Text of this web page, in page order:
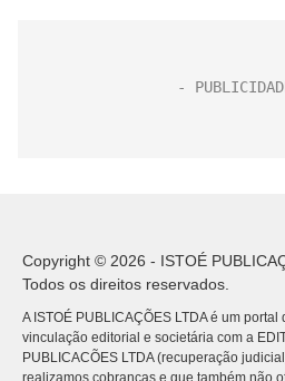
Copyright © 2026 - ISTOÉ
Todos os direitos reservados.
A ISTOÉ PUBLICAÇÕES LTDA é um
vinculação editorial e societária com a
PUBLICACÕES LTDA (recuperação
realizamos cobranças e que também não